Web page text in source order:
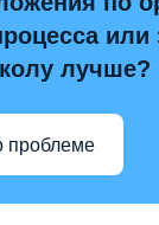
или
лучше?
проблеме